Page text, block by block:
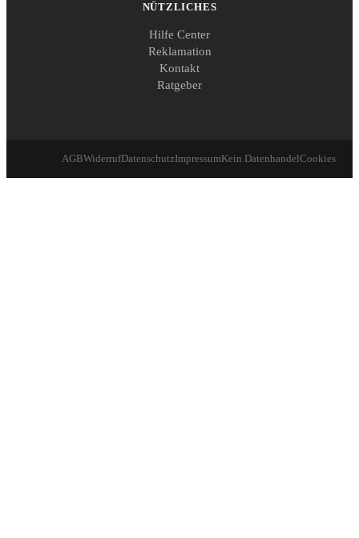
NÜTZLICHES
Hilfe Center
Reklamation
Kontakt
Ratgeber
AGBWiderrufDatenschutzImpressumKein DatenhandelCookies